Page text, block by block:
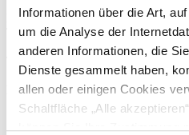
Informationen über die Art,
um die Analyse der
anderen Informationen, die
Dienste gesammelt haben,
allen oder einigen Cookies
Schaltfläche „Alle
können Sie Ihre Zustimmung
Via Vallina Orticella 24
BORSO DEL GRAPPA, 31030
Treviso
Fax 0423 561188